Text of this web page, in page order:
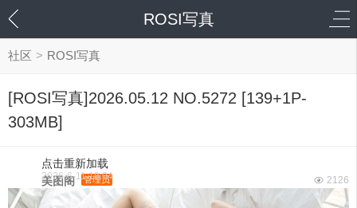
ROSI写真
社区 > ROSI写真
[ROSI写真]2026.05.12 NO.5272 [139+1P-
303MB]
点击重新加载
2126
美图阁 管理员
2026-6-11 18:04